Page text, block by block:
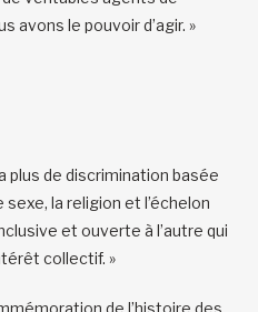
avons le pouvoir d’agir. »
plus de discrimination basée
sexe, la religion et l’échelon
et ouverte à l’autre qui
collectif. »
de l’histoire des